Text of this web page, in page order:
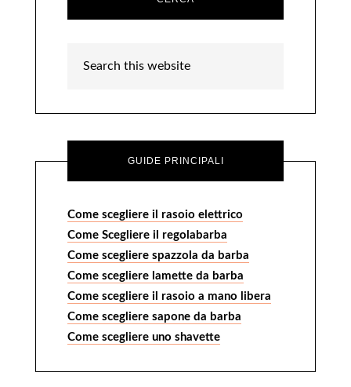
GUIDE PRINCIPALI
Come scegliere il rasoio elettrico
Come Scegliere il regolabarba
Come scegliere spazzola da barba
Come scegliere lamette da barba
Come scegliere il rasoio a mano libera
Come scegliere sapone da barba
Come scegliere uno shavette